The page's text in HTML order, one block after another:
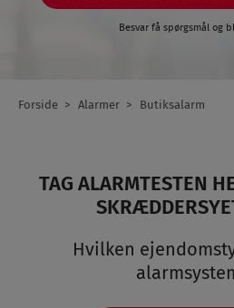
Besvar få spørgsmål og
Breadcrumb
Forside Alarmer Butiksalarm